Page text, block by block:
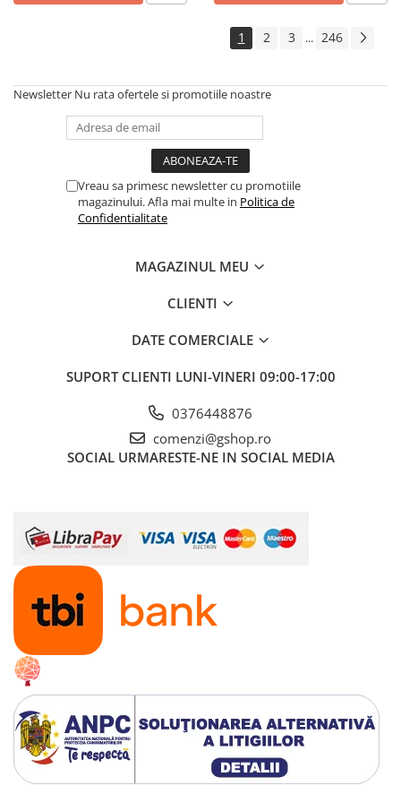
Accesorii centrale termice pe
Cazane de abur
Centrale termice pe combustibil
Incalzire in pardoseala
Automatizari incalzire in
Colectoare si distribuitoare
Teava incalzire in pardoseala
Convectoare electrice
Smart Home
Tunuri de aer cald
Vitrine frigorifice
Panouri solare
Panouri solare fotovoltaice
Invertoare trifazate on-grid
Panouri solare policristaline
Sisteme fotovoltaice ON-GRID -
monofazate
Sisteme sustinere si accesorii
montaj panouri fotovoltaice
1 2 3 ... 246
Newsletter Nu rata ofertele si promotiile noastre
Vreau sa primesc newsletter cu promotiile
magazinului. Afla mai multe in Politica de
Confidentialitate
MAGAZINUL MEU
CLIENTI
DATE COMERCIALE
SUPORT CLIENTI LUNI-VINERI 09:00-17:00
0376448876
comenzi@gshop.ro
SOCIAL URMARESTE-NE IN SOCIAL MEDIA